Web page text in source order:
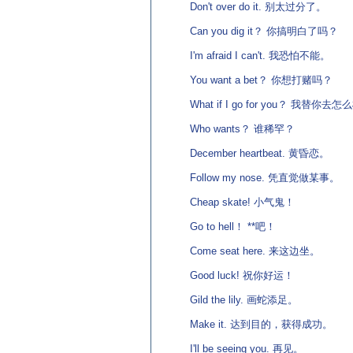
Don't over do it. 别太过分了。
Can you dig it？ 你搞明白了吗？
I'm afraid I can't. 我恐怕不能。
You want a bet？ 你想打赌吗？
What if I go for you？ 我替你去怎么
Who wants？ 谁稀罕？
December heartbeat. 黄昏恋。
Follow my nose. 凭直觉做某事。
Cheap skate! 小气鬼！
Go to hell！ **吧！
Come seat here. 来这边坐。
Good luck! 祝你好运！
Gild the lily. 画蛇添足。
Make it. 达到目的，获得成功。
I'll be seeing you. 再见。